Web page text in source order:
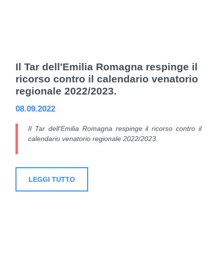
Il Tar dell'Emilia Romagna respinge il
ricorso contro il calendario venatorio
regionale 2022/2023.
08.09.2022
Il Tar dell'Emilia Romagna respinge il ricorso contro il
calendario venatorio regionale 2022/2023.
LEGGI TUTTO